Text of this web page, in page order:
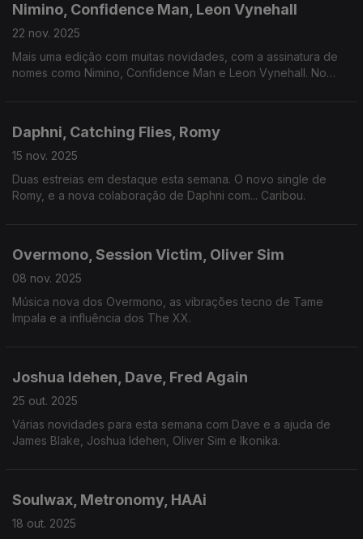
Nimino, Confidence Man, Leon Vynehall
22 nov. 2025
Mais uma edição com muitas novidades, com a assinatura de
nomes como Nimino, Confidence Man e Leon Vynehall. No
Daphni, Catching Flies, Romy
15 nov. 2025
Duas estreias em destaque esta semana. O novo single de
Romy, e a nova colaboração de Daphni com... Caribou.
Overmono, Session Victim, Oliver Sim
08 nov. 2025
Música nova dos Overmono, as vibrações tecno de Tame
Impala e a influência dos The XX.
Joshua Idehen, Dave, Fred Again
25 out. 2025
Várias novidades para esta semana com Dave e a ajuda de
James Blake, Joshua Idehen, Oliver Sim e Ikonika.
Soulwax, Metronomy, HAAi
18 out. 2025